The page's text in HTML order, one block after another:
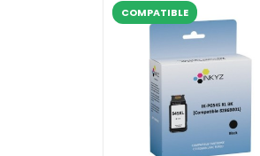
COMPATIBLE